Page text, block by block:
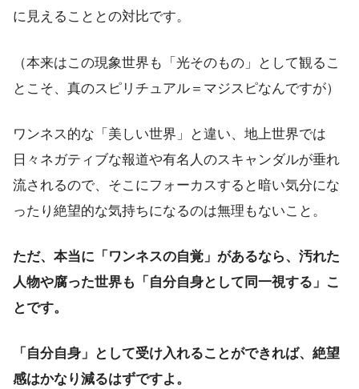
に見えることとの対比です。
（本来はこの現象世界も「光そのもの」として観るこ
とこそ、真のスピリチュアル＝マジスピなんですが）
ワンネス的な「美しい世界」と違い、地上世界では
日々ネガティブな報道や有名人のスキャンダルが垂れ
流されるので、そこにフォーカスすると暗い気分にな
ったり絶望的な気持ちになるのは無理もないこと。
ただ、本当に「ワンネスの自覚」があるなら、汚れた
人物や腐った世界も「自分自身として同一視する」こ
とです。
「自分自身」として受け入れることができれば、絶望
感はかなり減るはずですよ。